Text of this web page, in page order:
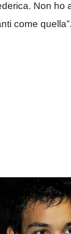
Non ho
come quella”.